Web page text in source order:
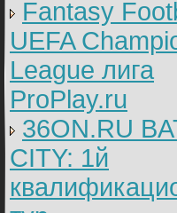
Fantasy
UEFA
League лига
ProPlay.ru
36ON.RU
CITY: 1й